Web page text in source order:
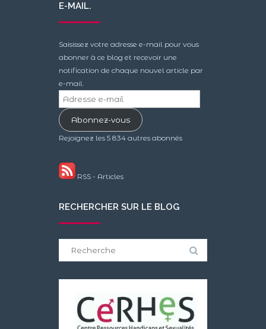
E-MAIL.
Saisissez votre adresse e-mail pour vous
abonner à ce blog et recevoir une
notification de chaque nouvel article par
e-mail.
Adresse
e-
mailAbonnez-vous
Rejoignez les 5 834 autres abonnés
RSS - Articles
RECHERCHER SUR LE BLOG